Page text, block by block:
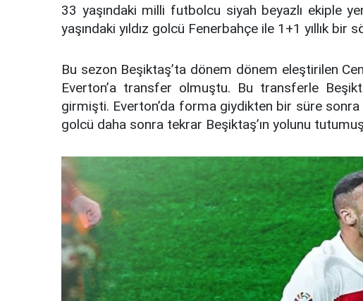
33 yaşındaki milli futbolcu siyah beyazlı ekiple
yaşındaki yıldız golcü Fenerbahçe ile 1+1 yıllık bir
Bu sezon Beşiktaş’ta dönem dönem eleştirilen
Everton’a transfer olmuştu. Bu transferle
girmişti. Everton’da forma giydikten bir süre
golcü daha sonra tekrar Beşiktaş’ın yolunu